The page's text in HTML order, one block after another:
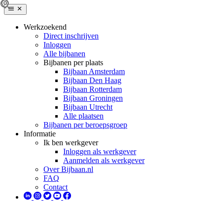
Werkzoekend
Direct inschrijven
Inloggen
Alle bijbanen
Bijbanen per plaats
Bijbaan Amsterdam
Bijbaan Den Haag
Bijbaan Rotterdam
Bijbaan Groningen
Bijbaan Utrecht
Alle plaatsen
Bijbanen per beroepsgroep
Informatie
Ik ben werkgever
Inloggen als werkgever
Aanmelden als werkgever
Over Bijbaan.nl
FAQ
Contact